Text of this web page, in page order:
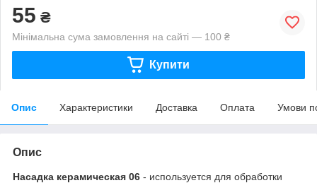
55 ₴
Мінімальна сума замовлення на сайті — 100 ₴
Купити
Опис Характеристики Доставка Оплата Умови
Опис
Насадка керамическая 06 - используется для обработки